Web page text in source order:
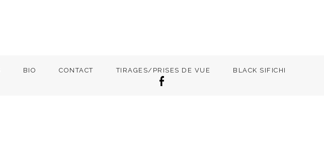
BIO CONTACT TIRAGES/PRISES DE VUE BLACK SIFICHI